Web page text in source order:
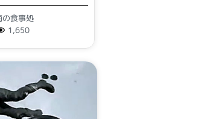
の食事処
1,650